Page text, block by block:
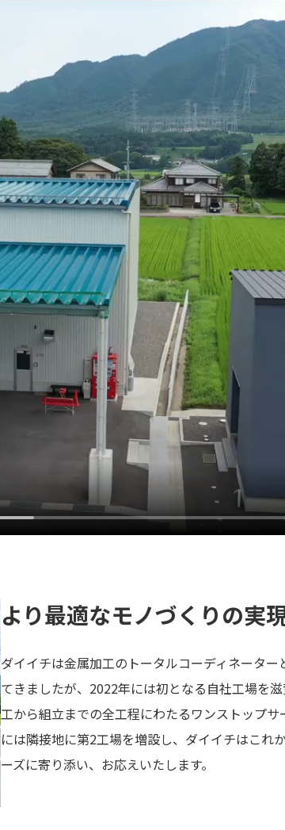
より最適なモノづくりの実
ダイイチは金属加工のトータルコーディネータ
てきましたが、2022年には初となる自社工場を
工から組立までの全工程にわたるワンストップ
には隣接地に第2工場を増設し、ダイイチはこれ
ーズに寄り添い、お応えいたします。